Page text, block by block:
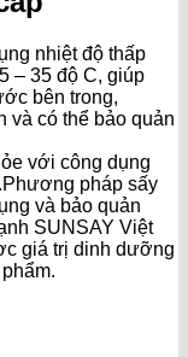
nhiệt độ thấp
– 35 độ C, giúp
bên trong,
và có thể bảo quản
với công dụng
pháp sấy
và bảo quản
SUNSAY Việt
giá trị dinh dưỡng